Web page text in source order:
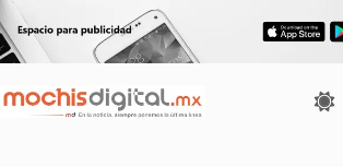
Saltar
al
contenido